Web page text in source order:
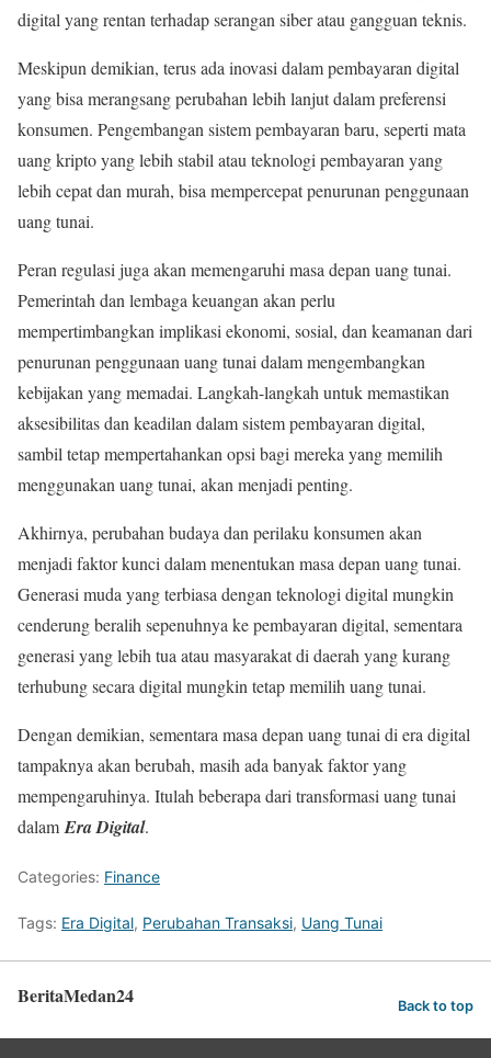
digital yang rentan terhadap serangan siber atau gangguan teknis.
Meskipun demikian, terus ada inovasi dalam pembayaran digital
yang bisa merangsang perubahan lebih lanjut dalam preferensi
konsumen. Pengembangan sistem pembayaran baru, seperti mata
uang kripto yang lebih stabil atau teknologi pembayaran yang
lebih cepat dan murah, bisa mempercepat penurunan penggunaan
uang tunai.
Peran regulasi juga akan memengaruhi masa depan uang tunai.
Pemerintah dan lembaga keuangan akan perlu
mempertimbangkan implikasi ekonomi, sosial, dan keamanan dari
penurunan penggunaan uang tunai dalam mengembangkan
kebijakan yang memadai. Langkah-langkah untuk memastikan
aksesibilitas dan keadilan dalam sistem pembayaran digital,
sambil tetap mempertahankan opsi bagi mereka yang memilih
menggunakan uang tunai, akan menjadi penting.
Akhirnya, perubahan budaya dan perilaku konsumen akan
menjadi faktor kunci dalam menentukan masa depan uang tunai.
Generasi muda yang terbiasa dengan teknologi digital mungkin
cenderung beralih sepenuhnya ke pembayaran digital, sementara
generasi yang lebih tua atau masyarakat di daerah yang kurang
terhubung secara digital mungkin tetap memilih uang tunai.
Dengan demikian, sementara masa depan uang tunai di era digital
tampaknya akan berubah, masih ada banyak faktor yang
mempengaruhinya. Itulah beberapa dari transformasi uang tunai
dalam Era Digital.
Categories: Finance
Tags: Era Digital, Perubahan Transaksi, Uang Tunai
BeritaMedan24 Back to top